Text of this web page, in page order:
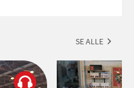
SE ALLE